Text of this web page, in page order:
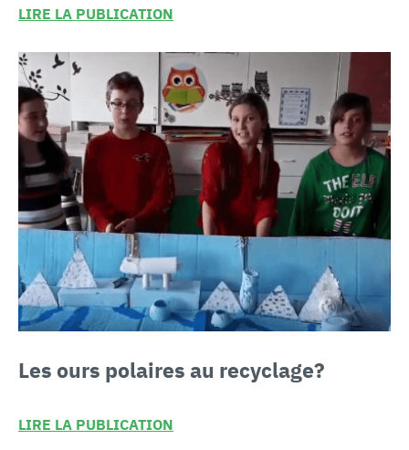
LIRE LA PUBLICATION
Les ours polaires au recyclage?
LIRE LA PUBLICATION